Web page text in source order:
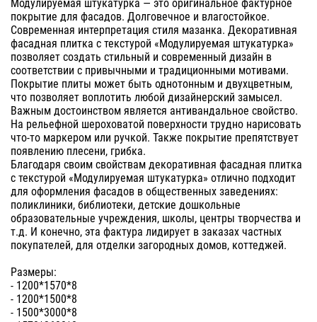
покрытие для фасадов. Долговечное и влагостойкое.
Современная интерпретация стиля мазанка. Декоративная
фасадная плитка с текстурой «Модулируемая штукатурка»
позволяет создать стильный и современный дизайн в
соответствии с привычными и традиционными мотивами.
Покрытие плиты может быть однотонным и двухцветным,
что позволяет воплотить любой дизайнерский замысел.
Важным достоинством является антивандальное свойство.
На рельефной шероховатой поверхности трудно нарисовать
что-то маркером или ручкой. Также покрытие препятствует
появлению плесени, грибка.
Благодаря своим свойствам декоративная фасадная плитка
с текстурой «Модулируемая штукатурка» отлично подходит
для оформления фасадов в общественных заведениях:
поликлиники, библиотеки, детские дошкольные
образовательные учреждения, школы, центры творчества и
т.д. И конечно, эта фактура лидирует в заказах частных
покупателей, для отделки загородных домов, коттеджей.
Размеры:
- 1200*1570*8
- 1200*1500*8
- 1500*3000*8